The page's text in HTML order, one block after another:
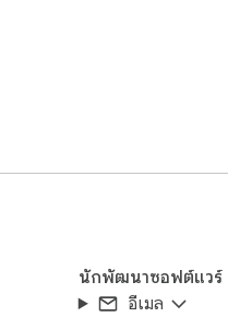
เศษ สามารถเรียกดูและมีส่วนร่
ละช่วยยกระดับภาพลักษณ์ของ
มในวงกว้าง ติดตั้ง "การเข้า
นักพัฒนาซอฟต์แวร์
อีเมล